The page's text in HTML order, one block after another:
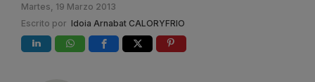
Martes, 19 Marzo 2013
Escrito por Idoia Arnabat CALORYFRIO